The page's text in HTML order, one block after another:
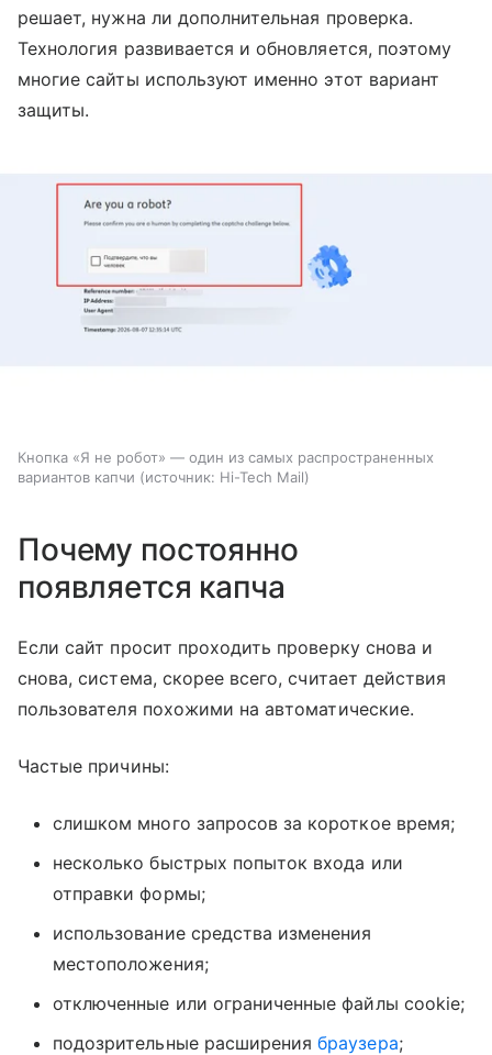
решает, нужна ли дополнительная проверка.
Технология развивается и обновляется, поэтому
многие сайты используют именно этот вариант
защиты.
Кнопка «Я не робот» — один из самых распространенных
вариантов капчи
источник: Hi-Tech Mail
Почему постоянно
появляется капча
Если сайт просит проходить проверку снова и
снова, система, скорее всего, считает действия
пользователя похожими на автоматические.
Частые причины:
слишком много запросов за короткое время;
несколько быстрых попыток входа или
отправки формы;
использование средства изменения
местоположения;
отключенные или ограниченные файлы cookie;
подозрительные расширениябраузера;